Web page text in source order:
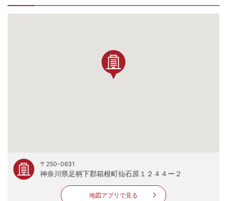
〒250-0631
神奈川県足柄下郡箱根町仙石原１２４４ー２
地図アプリで見る